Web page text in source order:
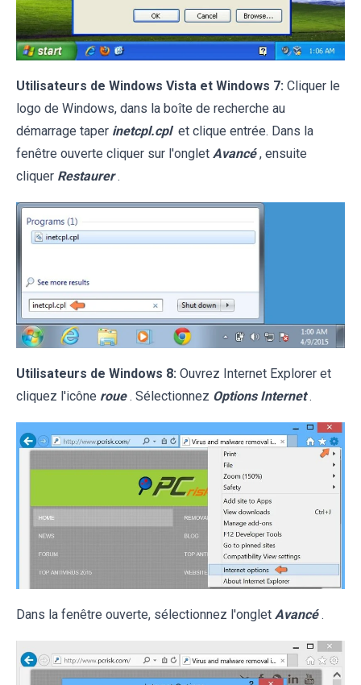
Utilisateurs de Windows Vista et Windows 7: Cliquer le
logo de Windows, dans la boîte de recherche au
démarrage taper inetcpl.cpl et clique entrée. Dans la
fenêtre ouverte cliquer sur l'onglet Avancé , ensuite
cliquer Restaurer .
Utilisateurs de Windows 8: Ouvrez Internet Explorer et
cliquez l'icône roue . Sélectionnez Options Internet .
Dans la fenêtre ouverte, sélectionnez l'onglet Avancé .